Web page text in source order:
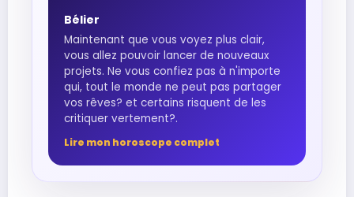
Bélier
Maintenant que vous voyez plus clair,
vous allez pouvoir lancer de nouveaux
projets. Ne vous confiez pas à n'importe
qui, tout le monde ne peut pas partager
vos rêves? et certains risquent de les
critiquer vertement?.
Lire mon horoscope complet